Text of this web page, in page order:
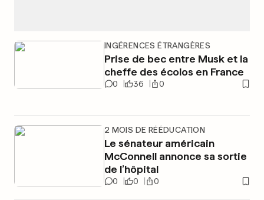
INGÉRENCES ÉTRANGÈRES
Prise de bec entre Musk et la
cheffe des écolos en France
0 36 0
2 MOIS DE RÉÉDUCATION
Le sénateur américain
McConnell annonce sa sortie
de l’hôpital
0 0 0